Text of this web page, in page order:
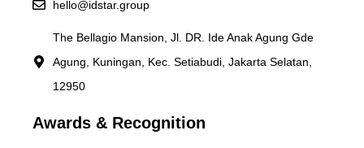
hello@idstar.group
The Bellagio Mansion, Jl. DR. Ide Anak Agung Gde
Agung, Kuningan, Kec. Setiabudi, Jakarta Selatan,
12950
Awards & Recognition